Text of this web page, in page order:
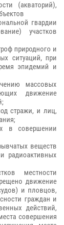
(акваторий),
гвардии
участков
природного и
ситуаций, при
эпидемий и
массовых
движение
стражи, и лиц,
в совершении
веществ
радиоактивных
местности
движение
и пловцов,
граждан и
действий,
совершения